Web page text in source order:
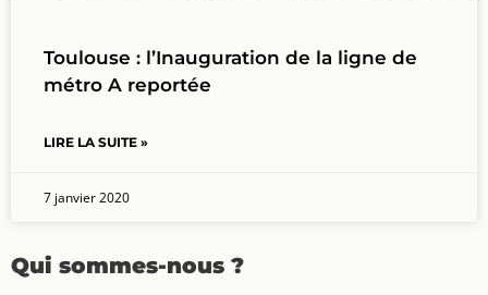
Toulouse : l’Inauguration de la ligne de
métro A reportée
LIRE LA SUITE »
7 janvier 2020
Qui sommes-nous ?